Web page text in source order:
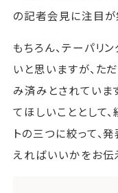
の記者会見に注目が
もちろん、テーパリ
いと思いますが、た
み済みとされていま
てほしいこととして、
トの三つに絞って、
えればいいかをお伝